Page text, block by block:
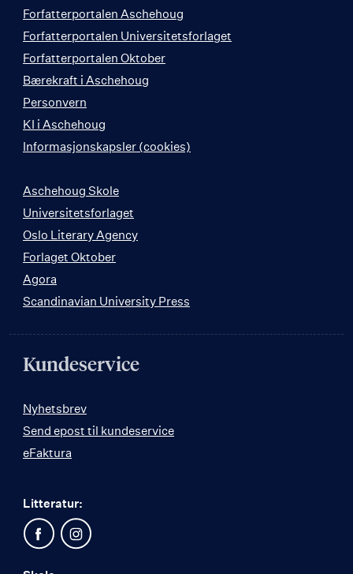
Forfatterportalen Aschehoug
Forfatterportalen Universitetsforlaget
Forfatterportalen Oktober
Bærekraft i Aschehoug
Personvern
KI i Aschehoug
Informasjonskapsler (cookies)
Aschehoug Skole
Universitetsforlaget
Oslo Literary Agency
Forlaget Oktober
Agora
Scandinavian University Press
Kundeservice
Nyhetsbrev
Send epost til kundeservice
eFaktura
Litteratur: